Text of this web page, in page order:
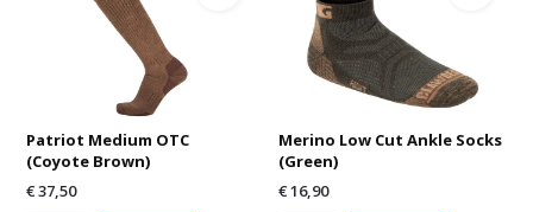
Patriot Medium OTC
(Coyote Brown)
€ 37,50
Merino Low Cut Ankle Socks
(Green)
€ 16,90